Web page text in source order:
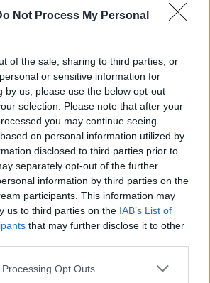
Not Process My Personal
of the sale, sharing to third parties, or
or sensitive information for
by us, please use the below opt-out
selection. Please note that after your
you may continue seeing
on personal information utilized by
disclosed to third parties prior to
separately opt-out of the further
information by third parties on the
participants. This information may
us to third parties on the IAB’s List of
that may further disclose it to other
Opt Outs
spirálba került rengeteg
már ez az alapvető étel
az egyik
szegénységi mutató.